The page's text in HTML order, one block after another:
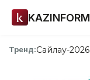
KAZINFORM
Тренд:Сайлау-2026